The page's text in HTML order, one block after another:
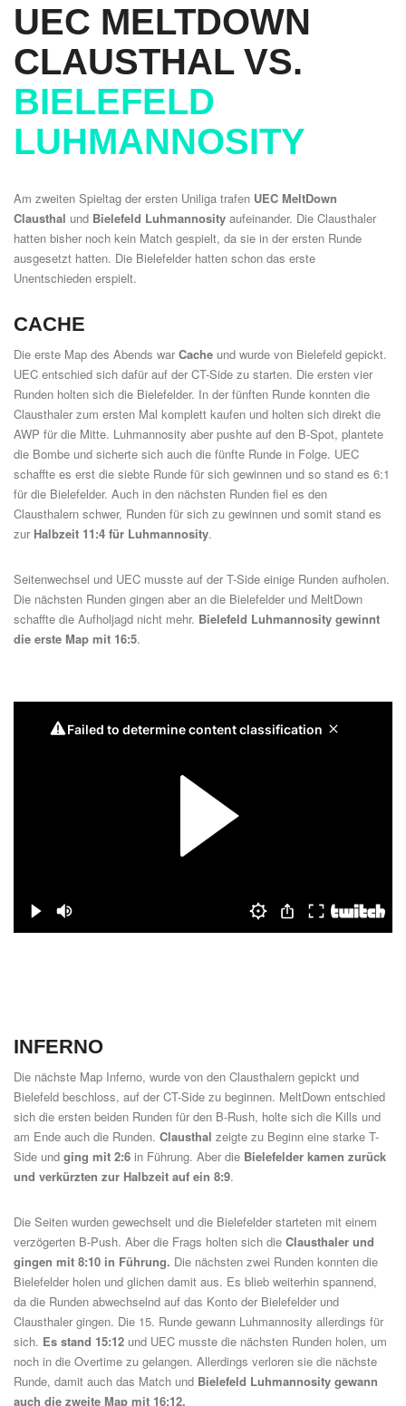
UEC MELTDOWN
CLAUSTHAL VS.
BIELEFELD
LUHMANNOSITY
Am zweiten Spieltag der ersten Uniliga trafen UEC MeltDown
Clausthal und Bielefeld Luhmannosity aufeinander. Die Clausthaler
hatten bisher noch kein Match gespielt, da sie in der ersten Runde
ausgesetzt hatten. Die Bielefelder hatten schon das erste
Unentschieden erspielt.
CACHE
Die erste Map des Abends war Cache und wurde von Bielefeld gepickt.
UEC entschied sich dafür auf der CT-Side zu starten. Die ersten vier
Runden holten sich die Bielefelder. In der fünften Runde konnten die
Clausthaler zum ersten Mal komplett kaufen und holten sich direkt die
AWP für die Mitte. Luhmannosity aber pushte auf den B-Spot, plantete
die Bombe und sicherte sich auch die fünfte Runde in Folge. UEC
schaffte es erst die siebte Runde für sich gewinnen und so stand es 6:1
für die Bielefelder. Auch in den nächsten Runden fiel es den
Clausthalern schwer, Runden für sich zu gewinnen und somit stand es
zur Halbzeit 11:4 für Luhmannosity.
Seitenwechsel und UEC musste auf der T-Side einige Runden aufholen.
Die nächsten Runden gingen aber an die Bielefelder und MeltDown
schaffte die Aufholjagd nicht mehr. Bielefeld Luhmannosity gewinnt
die erste Map mit 16:5.
INFERNO
Die nächste Map Inferno, wurde von den Clausthalern gepickt und
Bielefeld beschloss, auf der CT-Side zu beginnen. MeltDown entschied
sich die ersten beiden Runden für den B-Rush, holte sich die Kills und
am Ende auch die Runden. Clausthal zeigte zu Beginn eine starke T-
Side und ging mit 2:6 in Führung. Aber die Bielefelder kamen zurück
und verkürzten zur Halbzeit auf ein 8:9.
Die Seiten wurden gewechselt und die Bielefelder starteten mit einem
verzögerten B-Push. Aber die Frags holten sich die Clausthaler und
gingen mit 8:10 in Führung. Die nächsten zwei Runden konnten die
Bielefelder holen und glichen damit aus. Es blieb weiterhin spannend,
da die Runden abwechselnd auf das Konto der Bielefelder und
Clausthaler gingen. Die 15. Runde gewann Luhmannosity allerdings für
sich. Es stand 15:12 und UEC musste die nächsten Runden holen, um
noch in die Overtime zu gelangen. Allerdings verloren sie die nächste
Runde, damit auch das Match und Bielefeld Luhmannosity gewann
auch die zweite Map mit 16:12.